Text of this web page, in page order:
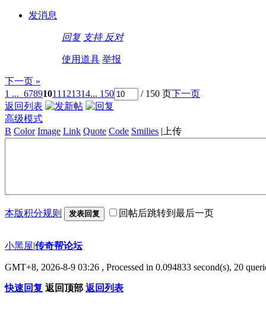
发消息
回复 支持 反对
使用道具 举报
下一页 »
1 ... 67891011 121314... 150 / 150 页下一页
返回列表
高级模式
B Color Image Link Quote Code Smilies | 上传
本版积分规则 发表回复 回帖后跳转到最后一页
小黑屋|传奇帮论坛
GMT+8, 2026-8-9 03:26 , Processed in 0.094833 second(s), 20
快速回复 返回顶部 返回列表